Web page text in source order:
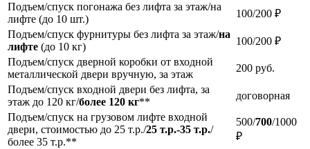
Подъем/спуск погонажа без лифта за этаж/на
лифте (до 10 шт.)
100/200 ₽
Подъем/спуск фурнитуры без лифта за этаж/на
лифте (до 10 кг)
100/200 ₽
Подъем/спуск дверной коробки от входной
металлической двери вручную, за этаж
200 руб.
Подъем/спуск входной двери без лифта, за
этаж до 120 кг/более 120 кг**
договорная
Подъем/спуск на грузовом лифте входной
двери, стоимостью до 25 т.р./25 т.р.-35 т.р./
более 35 т.р.**
500/700/1000
₽